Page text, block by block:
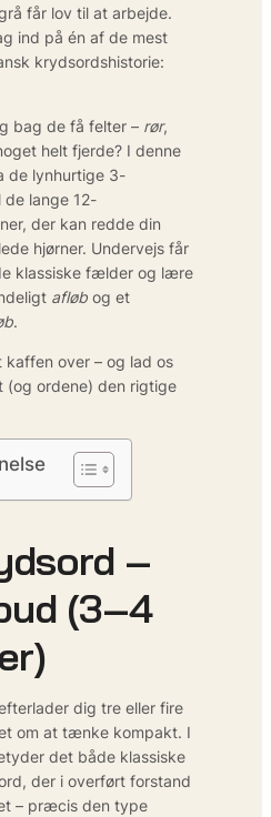
får lov til at arbejde.
ind på én af de mest
krydsords­historie:
bag de få felter – rør,
helt fjerde? I denne
de lynhurtige 3-
de lange 12-
der kan redde din
hjørner. Undervejs får
klassiske fælder og lære
afløb og et
.
over – og lad os
(og ordene) den rigtige
–
(3–4
dig tre eller fire
om at tænke kompakt. I
det både klassiske
der i overført forstand
– præcis den type